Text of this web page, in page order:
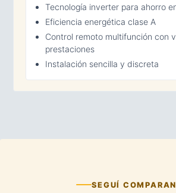
Tecnología inverter para ahorro
Eficiencia energética clase A
Control remoto multifunción con
prestaciones
Instalación sencilla y discreta
SEGUÍ